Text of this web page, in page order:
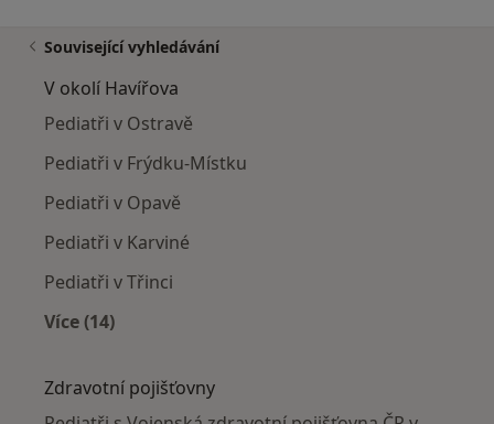
Související vyhledávání
V okolí Havířova
Pediatři v Ostravě
Pediatři v Frýdku-Místku
Pediatři v Opavě
Pediatři v Karviné
Pediatři v Třinci
Více (14)
Zdravotní pojišťovny